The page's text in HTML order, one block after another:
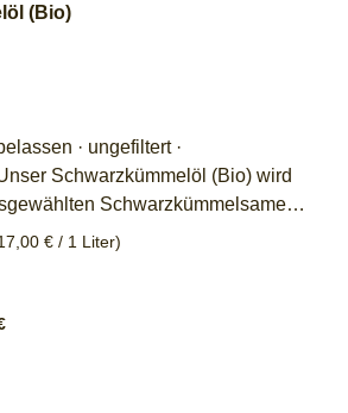
(Bio)
· ungefiltert ·
Schwarzkümmelöl (Bio) wird
Anbau schonend
sowie der natürliche
als wertvolle Ergänzung
€ / 1 Liter)